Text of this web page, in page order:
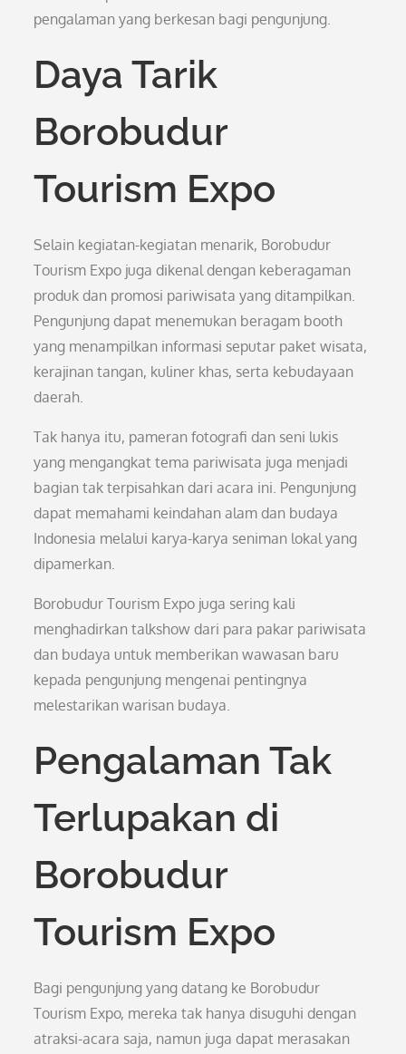
pengalaman yang berkesan bagi pengunjung.
Daya Tarik
Borobudur
Tourism Expo
Selain kegiatan-kegiatan menarik, Borobudur
Tourism Expo juga dikenal dengan keberagaman
produk dan promosi pariwisata yang ditampilkan.
Pengunjung dapat menemukan beragam booth
yang menampilkan informasi seputar paket wisata,
kerajinan tangan, kuliner khas, serta kebudayaan
daerah.
Tak hanya itu, pameran fotografi dan seni lukis
yang mengangkat tema pariwisata juga menjadi
bagian tak terpisahkan dari acara ini. Pengunjung
dapat memahami keindahan alam dan budaya
Indonesia melalui karya-karya seniman lokal yang
dipamerkan.
Borobudur Tourism Expo juga sering kali
menghadirkan talkshow dari para pakar pariwisata
dan budaya untuk memberikan wawasan baru
kepada pengunjung mengenai pentingnya
melestarikan warisan budaya.
Pengalaman Tak
Terlupakan di
Borobudur
Tourism Expo
Bagi pengunjung yang datang ke Borobudur
Tourism Expo, mereka tak hanya disuguhi dengan
atraksi-acara saja, namun juga dapat merasakan